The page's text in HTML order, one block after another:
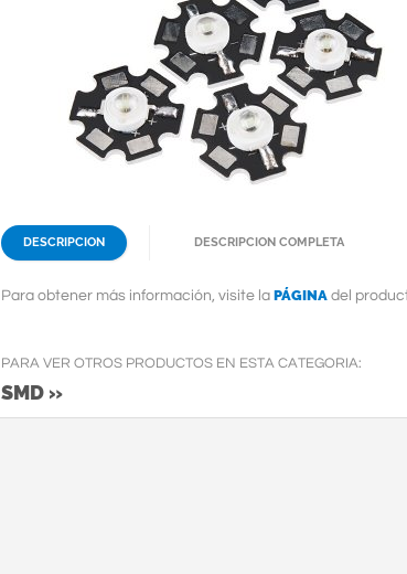
DESCRIPCION DESCRIPCION COMPLETA
Para obtener más información, visite la PÁGINA del
PARA VER OTROS PRODUCTOS EN ESTA CATEGORIA:
SMD »